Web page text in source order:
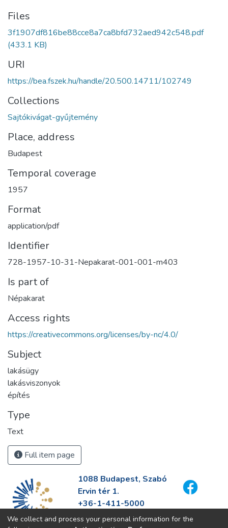
Files
3f1907df816be88cce8a7ca8bfd732aed942c548.pdf
(433.1 KB)
URI
https://bea.fszek.hu/handle/20.500.14711/102749
Collections
Sajtókivágat-gyűjtemény
Place, address
Budapest
Temporal coverage
1957
Format
application/pdf
Identifier
728-1957-10-31-Nepakarat-001-001-m403
Is part of
Népakarat
Access rights
https://creativecommons.org/licenses/by-nc/4.0/
Subject
lakásügy
lakásviszonyok
építés
Type
Text
Full item page
1088 Budapest, Szabó
Ervin tér 1.
+36-1-411-5000
info@fszek.hu
We collect and process your personal information for the